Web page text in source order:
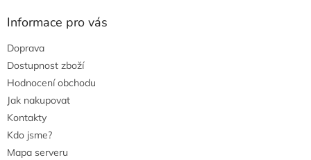
Informace pro vás
Doprava
Dostupnost zboží
Hodnocení obchodu
Jak nakupovat
Kontakty
Kdo jsme?
Mapa serveru